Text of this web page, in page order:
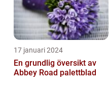
17 januari 2024
En grundlig översikt av
Abbey Road palettblad